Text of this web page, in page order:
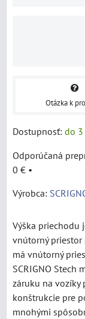
Otázka k
Dostupnosť: do
0 € •
Výrobca:
Výška priechodu
vnútorný priestor
má vnútorný
SCRIGNO Stech
záruku na vozíky
konštrukcie pre
mnohými